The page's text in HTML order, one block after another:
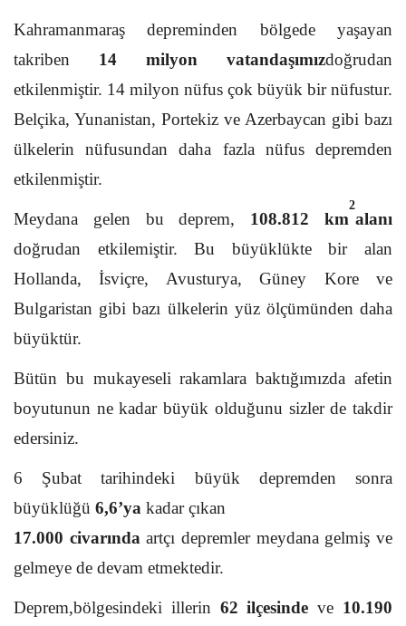
Kahramanmaraş depreminden bölgede yaşayan
takriben 14 milyon vatandaşımızdoğrudan
etkilenmiştir. 14 milyon nüfus çok büyük bir nüfustur.
Belçika, Yunanistan, Portekiz ve Azerbaycan gibi bazı
ülkelerin nüfusundan daha fazla nüfus depremden
etkilenmiştir.
Meydana gelen bu deprem, 108.812 km
2
alanı
doğrudan etkilemiştir. Bu büyüklükte bir alan
Hollanda, İsviçre, Avusturya, Güney Kore ve
Bulgaristan gibi bazı ülkelerin yüz ölçümünden daha
büyüktür.
Bütün bu mukayeseli rakamlara baktığımızda afetin
boyutunun ne kadar büyük olduğunu sizler de takdir
edersiniz.
6 Şubat tarihindeki büyük depremden sonra
büyüklüğü 6,6’ya kadar çıkan
17.000 civarındaartçı depremler meydana gelmiş ve
gelmeye de devam etmektedir.
Deprem,bölgesindeki illerin 62 ilçesinde ve 10.190